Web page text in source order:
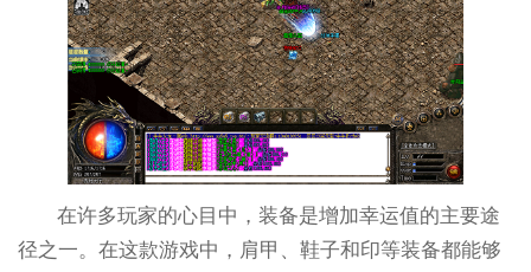
在许多玩家的心目中，装备是增加幸运值的主要途
径之一。在这款游戏中，肩甲、鞋子和印等装备都能够